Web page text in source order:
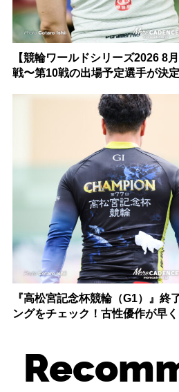
【競輪ワールドシリーズ2026 8
戦〜第10戦の出場予定選手が決定
『高松宮記念杯競輪（G1）』終
ングをチェック！古性優作が早